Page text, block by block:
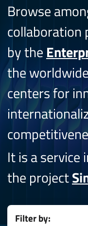
Browse
collaboration
by the
the
centers for
It is a
the project
Filter by: